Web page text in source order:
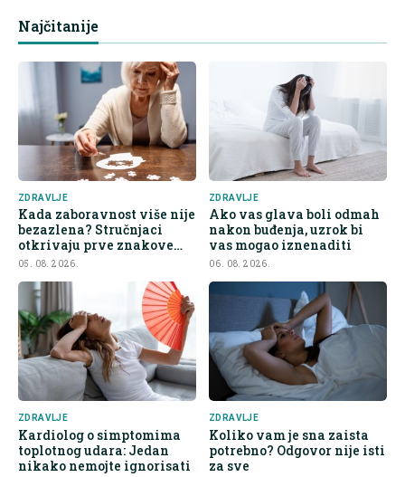
Najčitanije
ZDRAVLJE
Kada zaboravnost više nije
bezazlena? Stručnjaci
otkrivaju prve znakove
demencije
05. 08. 2026.
ZDRAVLJE
Ako vas glava boli odmah
nakon buđenja, uzrok bi
vas mogao iznenaditi
06. 08. 2026.
ZDRAVLJE
Kardiolog o simptomima
toplotnog udara: Jedan
nikako nemojte ignorisati
ZDRAVLJE
Koliko vam je sna zaista
potrebno? Odgovor nije isti
za sve